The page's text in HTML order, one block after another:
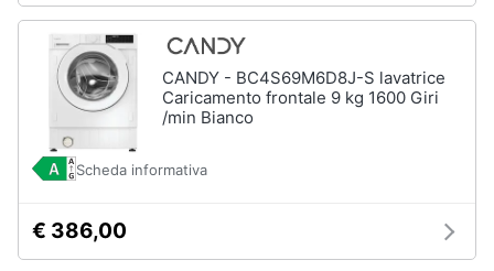
Asciugatrice
offerta
Microonde
Vedi
CANDY - BC4S69M6D8J-S lavatrice
Caricamento frontale 9 kg 1600 Giri
/min Bianco
Scheda informativa
€ 386,00